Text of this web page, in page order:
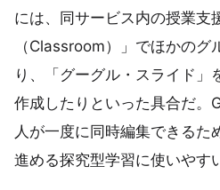
には、同サービス内の授業支
（Classroom）」でほかのグ
り、「グーグル・スライド」
作成したりといった具合だ。
人が一度に同時編集できるた
進める探究型学習に使いやす